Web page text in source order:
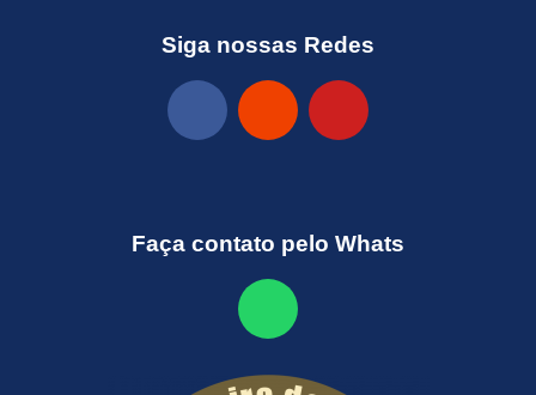
Siga nossas Redes
Faça contato pelo Whats